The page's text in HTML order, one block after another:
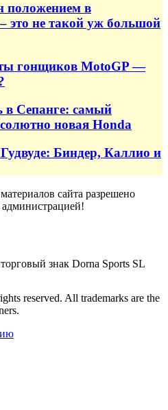
положением в
это не такой уж большой
гонщиков MotoGP —
в Сепанге: самый
новая Honda
Биндер, Каллио и
сайта разрешено
администрацией!
знак Dorna Sports SL
reserved. All trademarks are the